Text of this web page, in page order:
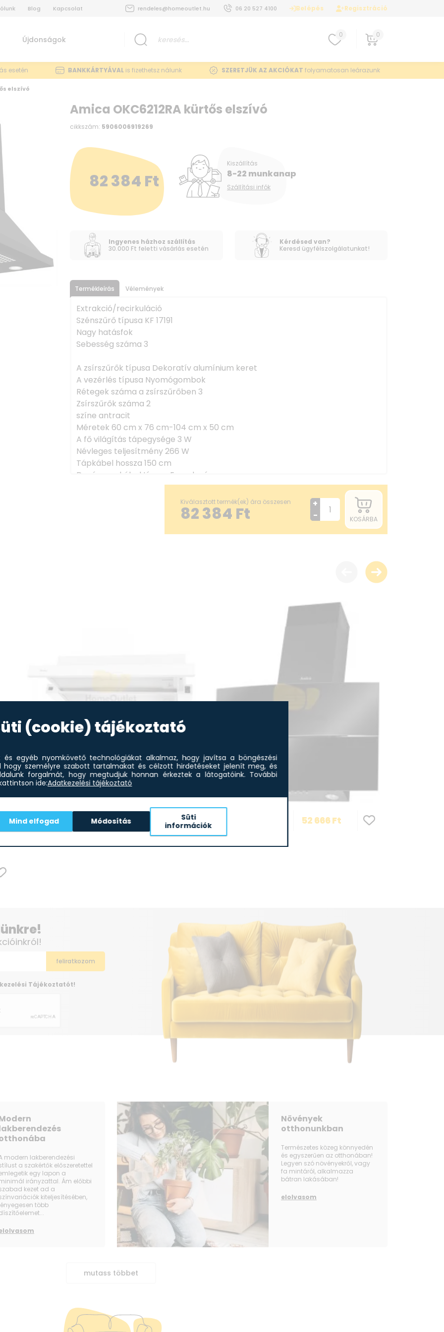
Blog Kapcsolat rendeles@homeoutlet.hu 06 20 527 4100 Belépés Regisztráció
Újdonságok
0 0
esetén BANKKÁRTYÁVAL is fizethetsz nálunk SZERETJÜK AZ AKCIÓKAT folyamatosan leárazunk
elszívó
Amica OKC6212RA kürtős elszívó
cikkszám: 5906006919269
82 384 Ft
Kiszállítás
8-22 munkanap
Szállítási infók
Ingyenes házhoz szállítás
30.000 Ft feletti vásárlás esetén
Kérdésed van?
Keresd ügyfélszolgálatunkat!
Termékleírás Vélemények
Extrakció/recirkuláció
Szénszűrő típusa KF 17191
Nagy hatásfok
Sebesség száma 3
A zsírszűrők típusa Dekoratív alumínium keret
A vezérlés típusa Nyomógombok
Rétegek száma a zsírszűrőben 3
Zsírszűrők száma 2
színe antracit
Méretek 60 cm x 76 cm-104 cm x 50 cm
A fő világítás tápegysége 3 W
Névleges teljesítmény 266 W
Tápkábel hossza 150 cm
Dugó vagy kábel típusa Euro dugó
A fő világítás egységeinek száma 2
Hangteljesítmény-kibocsátás normál használat mellett elérhető maximális
sebességnél [intenzív vagy gyorsítás nélkül] 70 dB
Normál használat mellett elérhető hangteljesítmény-kibocsátás minimális
Vezérlőrendszer Izosztát
Maximális lehetséges légáramlás 635 m³/h
Kiválasztott termék(ek) ára összesen
82 384 Ft
+
-
KOSÁRBA
Amica OTP6233W
36 156
elszívó
52 666Ft
Tájékoztatót!
modern lakberendezési
a szakértők előszeretettel
egy lapon a
irányzattal. Ám előbbi
kezet ad a
kiteljesítésében,
több
Növények
otthonunkban
Természetes közeg könnyedén
és egyszerűen az otthonában!
Legyen szó növényekről, vagy
fa mintáról, alkalmazza
bátran lakásában!
elolvasom
mutass többet
(cookie) tájékoztató
és egyéb nyomkövető technológiákat alkalmaz, hogy javítsa a böngészési
hogy személyre szabott tartalmakat és célzott hirdetéseket jelenít meg, és
forgalmát, hogy megtudjuk honnan érkeztek a látogatóink. További
ide:Adatkezelési tájékoztató
Mind elfogad Módosítás
Süti
információk